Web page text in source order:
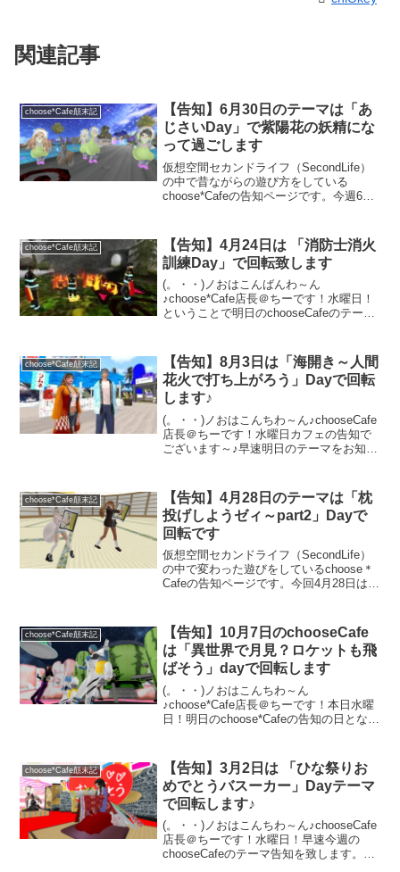
関連記事
choose*Cafe顛末記
【告知】6月30日のテーマは「あ
じさいDay」で紫陽花の妖精にな
って過ごします
仮想空間セカンドライフ（SecondLife）
の中で昔ながらの遊び方をしている
choose*Cafeの告知ページです。今週6月
精になって回転する予定です。お土産は
紫陽花の着ぐるみです。お土産目当ての
方も歓迎！友達誘ってお気軽にお越しく
ださい。
choose*Cafe顛末記
【告知】4月24日は 「消防士消火
訓練Day」で回転致します
(。・・)ノおはこんばんわ～ん
♪choose*Cafe店長＠ちーです！水曜日！
ということで明日のchooseCafeのテーマ
回転する事になりましたヽ(≧...
choose*Cafe顛末記
【告知】8月3日は「海開き～人間
花火で打ち上がろう」Dayで回転
します♪
(。・・)ノおはこんちわ～ん♪chooseCafe
店長＠ちーです！水曜日カフェの告知で
ございます～♪早速明日のテーマをお知ら
上がろう」Dayで回転することになり...
choose*Cafe顛末記
【告知】4月28日のテーマは「枕
投げしようゼィ～part2」Dayで
回転です
仮想空間セカンドライフ（SecondLife）
の中で変わった遊びをしているchoose＊
Cafeの告知ページです。今回4月28日は
されるギミック付き、Freeなのでお土産
目当ての方も歓迎です！友達誘ってお気
軽にお越しください。
choose*Cafe顛末記
【告知】10月7日のchooseCafe
は「異世界で月見？ロケットも飛
ばそう」dayで回転します
(。・・)ノおはこんちわ～ん
♪choose*Cafe店長＠ちーです！本日水曜
日！明日のchoose*Cafeの告知の日となり
見？ロケットも飛ばそう」dayという感...
choose*Cafe顛末記
【告知】3月2日は 「ひな祭りお
めでとうバスーカー」Dayテーマ
で回転します♪
(。・・)ノおはこんちわ～ん♪chooseCafe
店長＠ちーです！水曜日！早速今週の
chooseCafeのテーマ告知を致します。明